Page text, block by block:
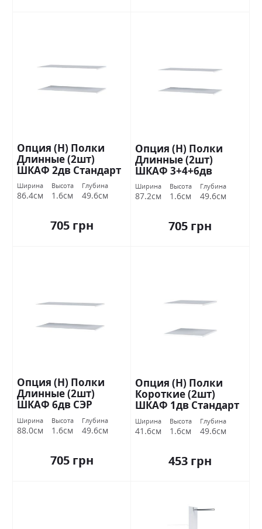
Опция (Н) Полки
Длинные (2шт)
ШКАФ 2дв Стандарт
Ширина
86.4см
Высота
1.6см
Глубина
49.6см
705 грн
Опция (Н) Полки
Длинные (2шт)
ШКАФ 3+4+6дв
Стандарт
Ширина
87.2см
Высота
1.6см
Глубина
49.6см
705 грн
Опция (Н) Полки
Длинные (2шт)
ШКАФ 6дв СЭР
ОТСОК Стандарт
Ширина
88.0см
Высота
1.6см
Глубина
49.6см
705 грн
Опция (Н) Полки
Короткие (2шт)
ШКАФ 1дв Стандарт
Ширина
41.6см
Высота
1.6см
Глубина
49.6см
453 грн